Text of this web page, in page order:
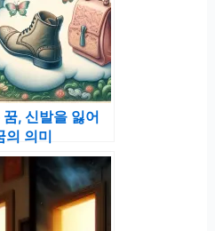
, 신발을 잃어
의 의미